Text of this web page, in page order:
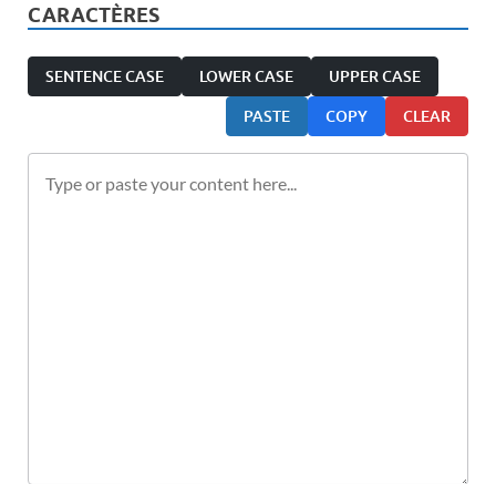
CARACTÈRES
SENTENCE CASE LOWER CASE UPPER CASE
PASTE COPY CLEAR